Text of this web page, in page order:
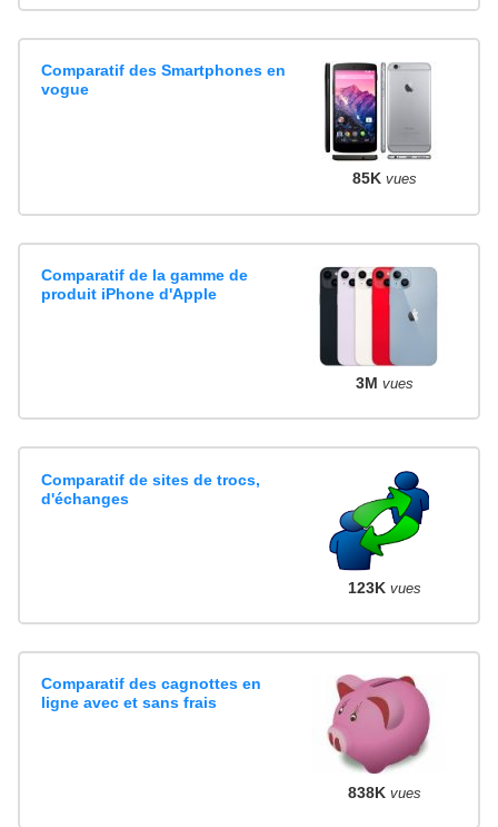
Comparatif des Smartphones en
vogue
85K vues
Comparatif de la gamme de
produit iPhone d'Apple
3M vues
Comparatif de sites de trocs,
d'échanges
123K vues
Comparatif des cagnottes en
ligne avec et sans frais
838K vues